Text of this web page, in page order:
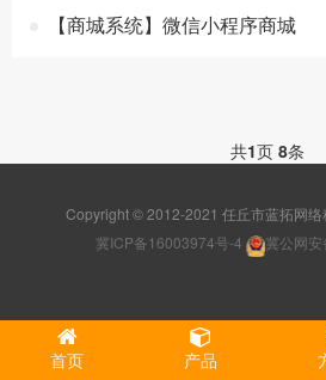
【商城系统】微信小程序商城
共1页 8条
Copyright © 2012-2021 任丘市蓝拓网络
冀ICP备16003974号-4
冀公网
首页 产品